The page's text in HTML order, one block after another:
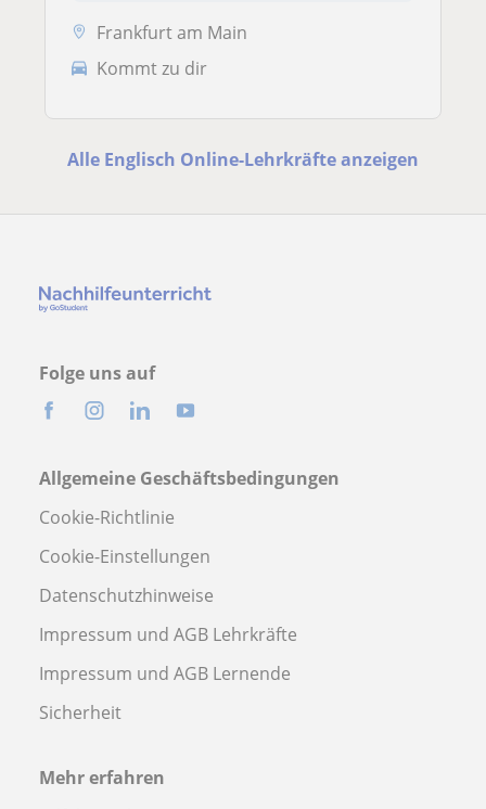
Frankfurt am Main
Kommt zu dir
Alle Englisch Online-Lehrkräfte anzeigen
Folge uns auf
Allgemeine Geschäftsbedingungen
Cookie-Richtlinie
Cookie-Einstellungen
Datenschutzhinweise
Impressum und AGB Lehrkräfte
Impressum und AGB Lernende
Sicherheit
Mehr erfahren